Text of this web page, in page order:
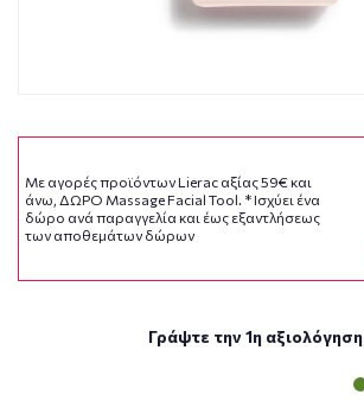
Με αγορές προϊόντων Lierac αξίας 59€ και
άνω, ΔΩΡΟ Massage Facial Tool. * Ισχύει ένα
δώρο ανά παραγγελία και έως εξαντλήσεως
των αποθεμάτων δώρων
Γράψτε την 1η αξιολόγηση